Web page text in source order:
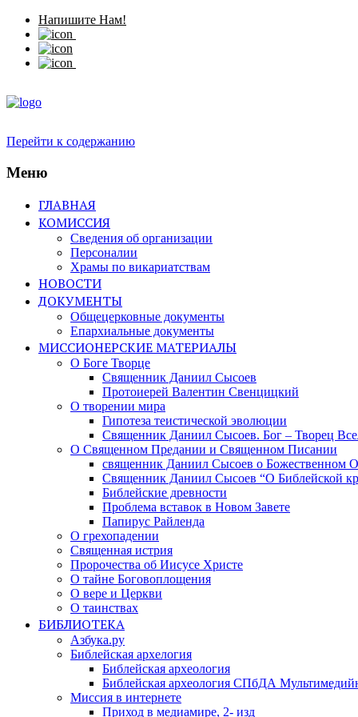
Напишите Нам!
Перейти к содержанию
Меню
ГЛАВНАЯ
КОМИССИЯ
Сведения об организации
Персоналии
Храмы по викариатствам
НОВОСТИ
ДОКУМЕНТЫ
Общецерковные документы
Епархиальные документы
МИССИОНЕРСКИЕ МАТЕРИАЛЫ
О Боге Творце
Священник Даниил Сысоев
Протоиерей Валентин Свенцицкий
О творении мира
Гипотеза теистической эволюции
Священник Даниил Сысоев. Бог – Творец
О Священном Предании и Священном Писании
священник Даниил Сысоев о Божественном
Священник Даниил Сысоев “О Библейской
Библейские древности
Проблема вставок в Новом Завете
Папирус Райленда
О грехопадении
Священная истрия
Пророчества об Иисусе Христе
О тайне Боговоплощения
О вере и Церкви
О таинствах
БИБЛИОТЕКА
Азбука.ру
Библейская архелогия
Библейская археология
Библейская археология СПбДА
Миссия в интернете
Приход в медиамире, 2- изд